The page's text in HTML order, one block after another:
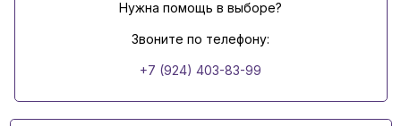
Нужна помощь в выборе?
Звоните по телефону:
+7 (924) 403-83-99